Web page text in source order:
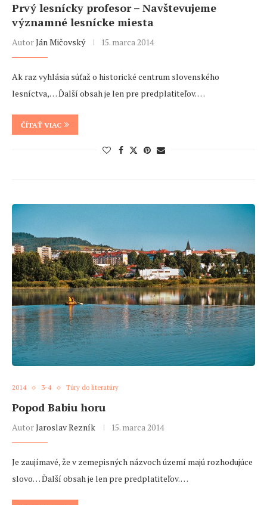
Prvý lesnícky profesor – Navštevujeme
významné lesnícke miesta
AutorJán Mičovský 15. marca 2014
Ak raz vyhlásia súťaž o historické centrum slovenského
lesníctva,… Ďalší obsah je len pre predplatiteľov. …
ČÍTAŤ VIAC
2014 3-4 Túry do literatúry
Popod Babiu horu
AutorJaroslav Rezník 15. marca 2014
Je zaujímavé, že v zemepisných názvoch území majú rozhodujúce
slovo… Ďalší obsah je len pre predplatiteľov. …